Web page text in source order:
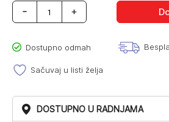
Fossil
CE1134
Dostupno odmah
Sačuvaj u listi želja
DOSTUPNO U RADNJAMA